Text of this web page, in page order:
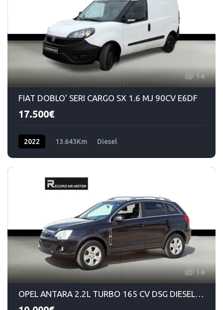
14
FIAT DOBLO' SERI CARGO SX 1.6 MJ 90CV E6DF
17.500€
2022 13.643Km Diesel
14